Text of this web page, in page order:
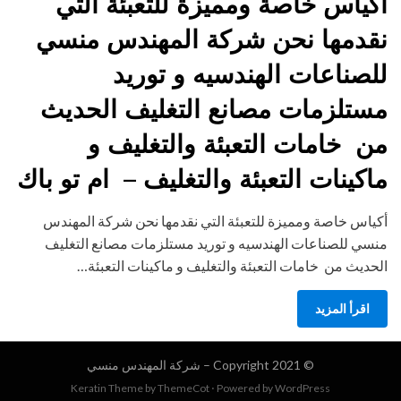
نقدمها نحن شركة المهندس منسي
للصناعات الهندسيه و توريد
مستلزمات مصانع التغليف الحديث
من خامات التعبئة والتغليف و
ماكينات التعبئة والتغليف – ام تو باك
أكياس خاصة ومميزة للتعبئة التي نقدمها نحن شركة المهندس
منسي للصناعات الهندسيه و توريد مستلزمات مصانع التغليف
الحديث من خامات التعبئة والتغليف و ماكينات التعبئة…
اقرأ المزيد
© Copyright 2021 – شركة المهندس منسي
Keratin Theme byThemeCot ⋅ Powered byWordPress